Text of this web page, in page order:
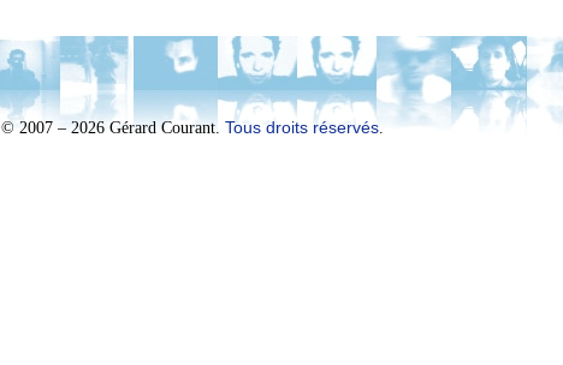
© 2007 – 2026 Gérard Courant. Tous droits réservés.